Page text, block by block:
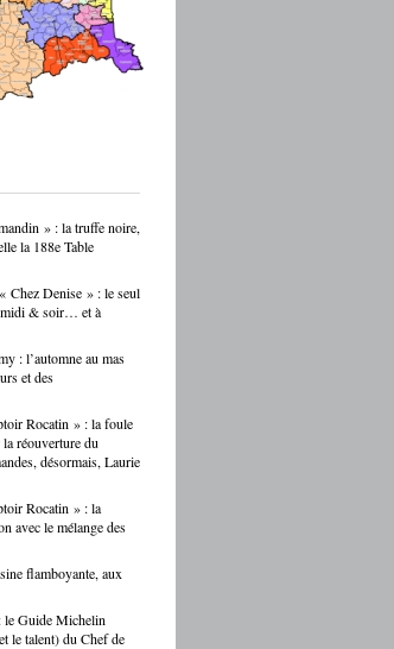
parfois
c’est être
un CAP de
choisir un métier,
possible. Ce
» : la truffe noire,
la 188e Table
Chez Denise » : le seul
midi & soir… et à
: l’automne au mas
et des
Rocatin » : la foule
réouverture du
désormais, Laurie
Rocatin » : la
avec le mélange des
flamboyante, aux
le Guide Michelin
le talent) du Chef de